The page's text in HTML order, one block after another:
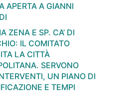
APERTA A GIANNI
ZENA E SP. CA’ DI
IL COMITATO
LA CITTÀ
SERVONO
UN PIANO DI
E TEMPI